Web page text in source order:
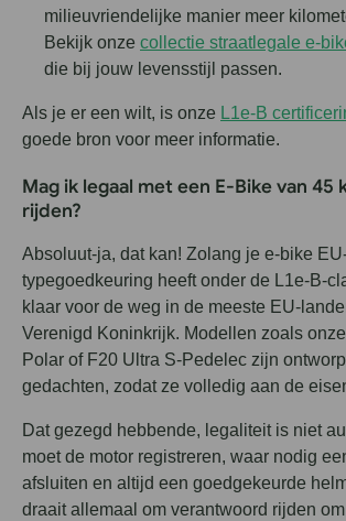
milieuvriendelijke manier meer
Bekijk onze collectie straatlegale e-
die bij jouw levensstijl passen.
Als je er een wilt, is onze L1e-B
goede bron voor meer informatie.
Mag ik legaal met een E-Bike van 45
rijden?
Absoluut-ja, dat kan! Zolang je e-bike
typegoedkeuring heeft onder de L1e-B-
klaar voor de weg in de meeste EU-
Verenigd Koninkrijk. Modellen zoals
Polar of F20 Ultra S-Pedelec zijn
gedachten, zodat ze volledig aan de
Dat gezegd hebbende, legaliteit is niet
moet de motor registreren, waar nodig
afsluiten en altijd een goedgekeurde
draait allemaal om verantwoord rijden